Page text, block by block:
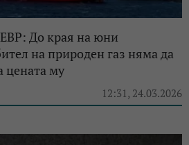
До края на юни
на природен газ няма да
цената му
12:31, 24.03.2026